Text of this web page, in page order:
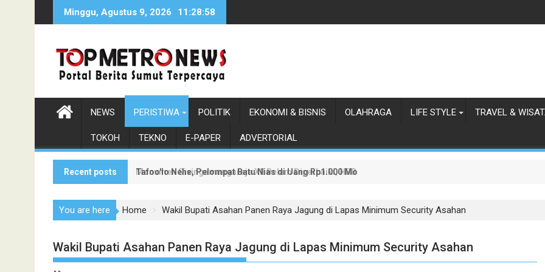
Minggu, Agustus 9, 2026 11:28:59
NEWS PERISTIWA POLITIK EKONOMI & BISNIS OLAHRAGA LIFE STYLE TRAVEL &
TOKOH TEKNO E-PAPER ADVERTORIAL
Recent posts Tafoo'lo Nehe, Pelompat Batu Nias di Uang Rp1.000 Mohon ke Prabowo Diundang Upacara HUT ke-81
Monumen Sisingamangaraja XII Belum Diperbaiki, HBB Ajak Orang Batak Menyikapi Ketidakperdulian
You are here Home Wakil Bupati Asahan Panen Raya Jagung di Lapas Minimum Security Asahan
Wakil Bupati Asahan Panen Raya Jagung di Lapas Minimum Security Asahan